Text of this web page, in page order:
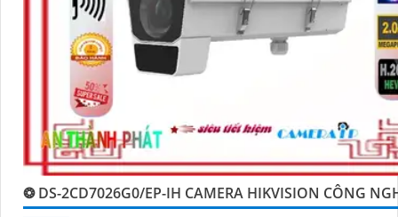
❂ DS-2CD7026G0/EP-IH CAMERA HIKVISION CÔNG